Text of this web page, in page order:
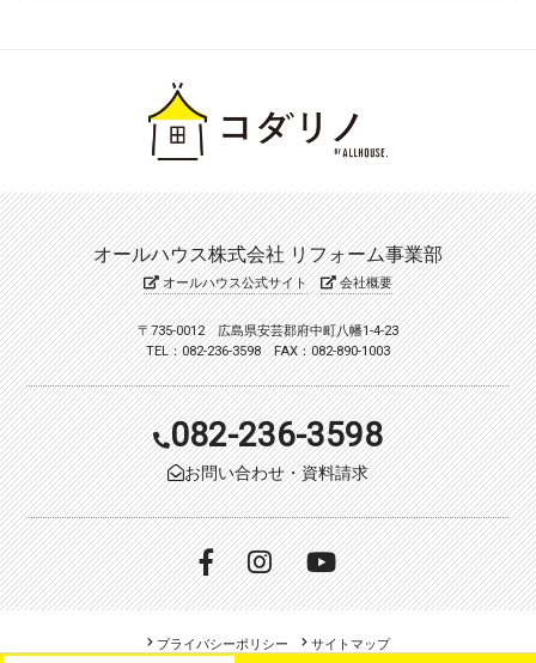
オールハウス株式会社 リフォーム事業部
オールハウス公式サイト 会社概要
〒735-0012 広島県安芸郡府中町八幡1-4-23
TEL：082-236-3598 FAX：082-890-1003
082-236-3598
お問い合わせ・資料請求
プライバシーポリシー サイトマップ